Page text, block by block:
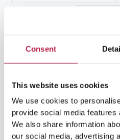
Consent
This website uses cookies
We use cookies to
provide social media
We also share information
our social media, advertising
Ibiza Reisgids(5)
Ibiza restaurants(9)
ibiza vakantie(14)
Ibiza Villa Verhuur(6)